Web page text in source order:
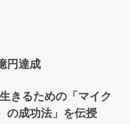
円達成
きるための「マイク
の成功法」を伝授